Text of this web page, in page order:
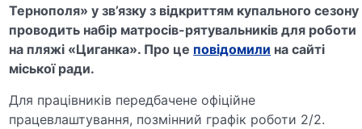
Тернополя» у зв’язку з відкриттям купального сезону
проводить набір матросів-рятувальників для роботи
на пляжі «Циганка». Про це повідомили на сайті
міської ради.
Для працівників передбачене офіційне
працевлаштування, позмінний графік роботи 2/2.